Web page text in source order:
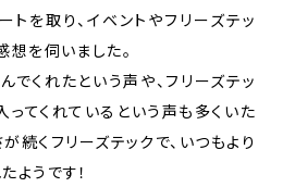
を取り、イベントやフリーズテッ
想を伺いました。
くれたという声や、フリーズテッ
ってくれているという声も多くいた
続くフリーズテックで、いつもより
ようです！